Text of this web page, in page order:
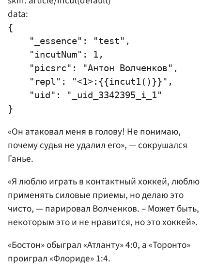
data:
{
    "_essence": "test",
    "incutNum": 1,
    "picsrc": "Антон Волченков",
    "repl": "<1>:{{incut1()}}",
    "uid": "_uid_3342395_i_1"
«Он атаковал меня в голову! Не понимаю,
почему судья не удалил его», — сокрушался
Ганье.
«Я люблю играть в контактный хоккей, люблю
применять силовые приемы, но делаю это
чисто, — парировал Волченков. – Может быть,
некоторым это и не нравится, но это хоккей».
«Бостон» обыграл «Атланту» 4:0, а «Торонто»
проиграл «Флориде» 1:4.